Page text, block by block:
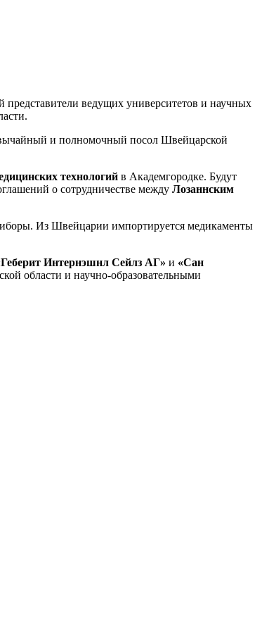
представители ведущих университетов и научных
и полномочный посол Швейцарской
технологий в Академгородке. Будут
о сотрудничестве между Лозаннским
Из Швейцарии импортируется медикаменты
Интернэшнл Сейлз АГ» и «Сан
области и научно-образовательными